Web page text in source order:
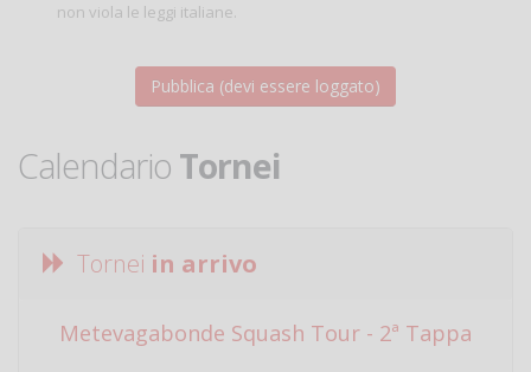
non viola le leggi italiane.
Calendario Tornei
Tornei in arrivo
Metevagabonde Squash Tour - 2ª Tappa